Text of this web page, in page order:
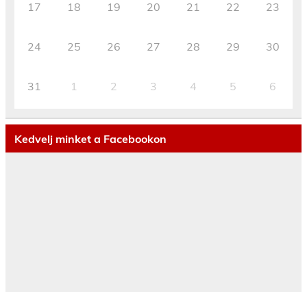
17 18 19 20 21 22 23
24 25 26 27 28 29 30
31 1 2 3 4 5 6
Kedvelj minket a Facebookon